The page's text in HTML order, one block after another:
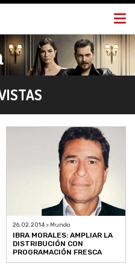
26.02.2014 > Mundo
IBRA MORALES: AMPLIAR LA
DISTRIBUCIÓN CON
PROGRAMACIÓN FRESCA